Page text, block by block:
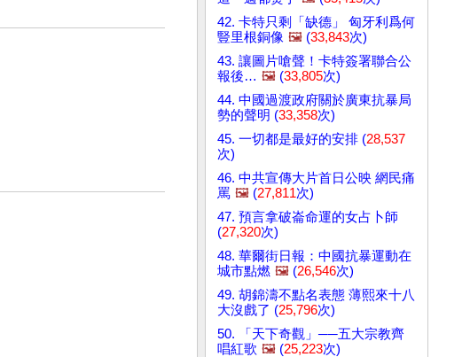
42. 卡特只剩「缺德」 匈牙利爲何
豎里根銅像 🖼️ (33,843次)
43. 讓圖片嗆聲！卡特簽署聯合公
報後… 🖼️ (33,805次)
44. 中國過渡政府關於廣東抗暴局
勢的聲明 (33,358次)
45. 一切都是最好的安排 (28,537
次)
46. 中共宣傳大片首日公映 網民痛
罵 🖼️ (27,811次)
47. 預言拿破崙命運的女占卜師
(27,320次)
48. 華爾街日報：中國抗暴運動在
城市點燃 🖼️ (26,546次)
49. 胡錦濤不點名表態 薄熙來十八
大沒戲了 (25,796次)
50. 「天下奇觀」──五大宗教齊
唱紅歌 🖼️ (25,223次)